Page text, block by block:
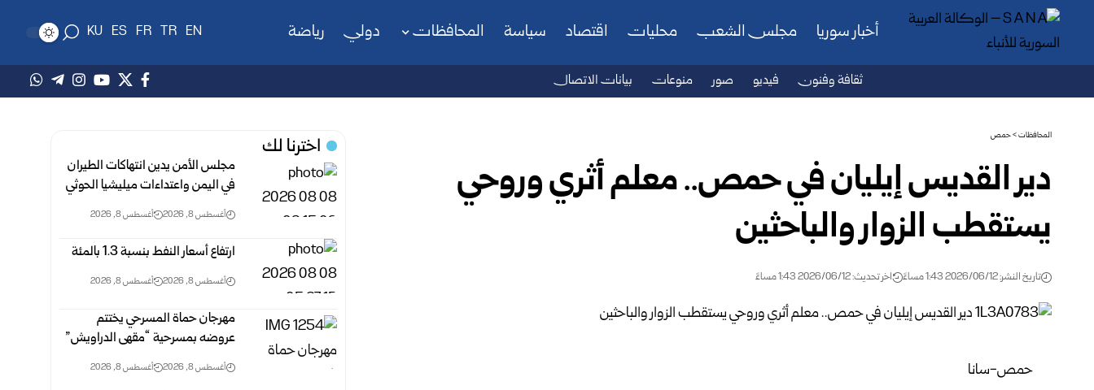
أخبار سوريا مجلس الشعب محليات اقتصاد سياسة المحافظات دولي رياضة EN
TR
FR
ES
KU
ثقافة وفنون فيديو صور منوعات بيانات الاتصال
المحافظات>حمص
دير القديس إيليان في حمص.. معلم أثري وروحي
يستقطب الزوار والباحثين
تاريخ النشر: 2026/06/12 1:43 مساءً اخر تحديث: 2026/06/12 1:43 مساءً
حمص-سانا
اخترنا لك
مجلس الأمن يدين انتهاكات الطيران
في اليمن واعتداءات ميليشيا الحوثي
أغسطس 8, 2026 أغسطس 8, 2026
ارتفاع أسعار النفط بنسبة 1.3 بالمئة
أغسطس 8, 2026 أغسطس 8, 2026
مهرجان حماة المسرحي يختتم
عروضه بمسرحية “مقهى الدراويش”
أغسطس 8, 2026 أغسطس 8, 2026